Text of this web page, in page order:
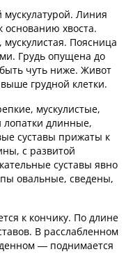
Линия
основанию хвоста.
Поясница
Грудь опущена до
чуть ниже. Живот
грудной клетки.
мускулистые,
длинные,
суставы прижаты к
с развитой
суставы явно
овальные, сведены,
к кончику. По длине
В расслабленном
— поднимается